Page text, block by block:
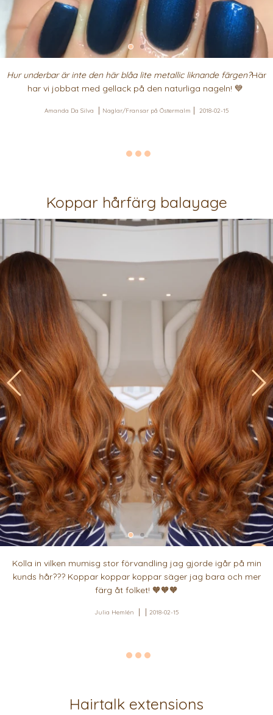
Hur underbar är inte den här blåa lite metallic liknande färgen?Här
har vi jobbat med gellack på den naturliga nageln! 💙
Amanda Da Silva Naglar/Fransar på Östermalm 2018-02-15
Koppar hårfärg balayage
Kolla in vilken mumisg stor förvandling jag gjorde igår på min
kunds hår??? Koppar koppar koppar säger jag bara och mer
färg åt folket! 🧡🧡🧡
Julia Hemlén 2018-02-15
Hairtalk extensions